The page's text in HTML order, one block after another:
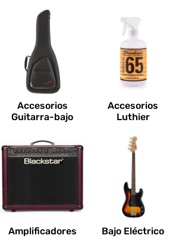
e
s
:
Accesorios
Guitarra-bajo
Accesorios
Luthier
Amplificadores Bajo Eléctrico